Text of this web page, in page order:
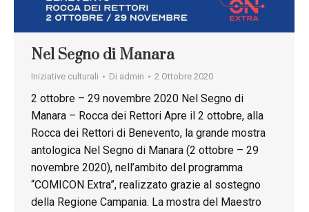
Nel Segno di Manara
Iniziative culturali Di admin 2 Ottobre 2020
2 ottobre – 29 novembre 2020 Nel Segno di
Manara – Rocca dei Rettori Apre il 2 ottobre, alla
Rocca dei Rettori di Benevento, la grande mostra
antologica Nel Segno di Manara (2 ottobre – 29
novembre 2020), nell’ambito del programma
“COMICON Extra”, realizzato grazie al sostegno
della Regione Campania. La mostra del Maestro